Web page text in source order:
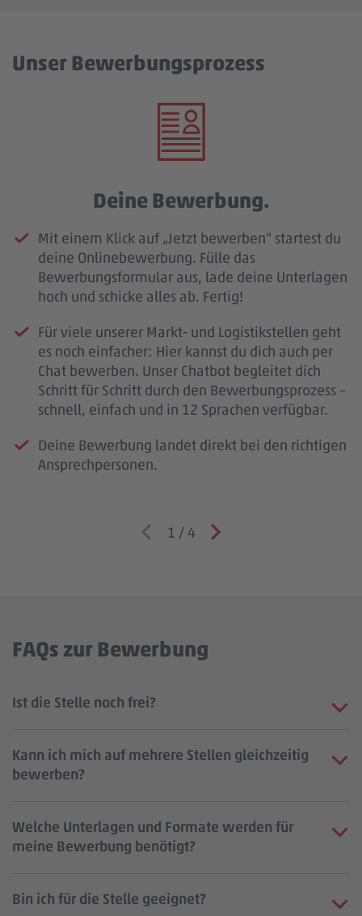
Unser Bewerbungsprozess
Deine Bewerbung.
Mit einem Klick auf „Jetzt bewerben“ startest du
deine Onlinebewerbung. Fülle das
Bewerbungsformular aus, lade deine Unterlagen
hoch und schicke alles ab. Fertig!
Für viele unserer Markt- und Logistikstellen geht
es noch einfacher: Hier kannst du dich auch per
Chat bewerben. Unser Chatbot begleitet dich
Schritt für Schritt durch den Bewerbungsprozess –
schnell, einfach und in 12 Sprachen verfügbar.
Deine Bewerbung landet direkt bei den richtigen
Ansprechpersonen.
1 / 4
FAQs zur Bewerbung
Ist die Stelle noch frei?
Kann ich mich auf mehrere Stellen gleichzeitig
bewerben?
Welche Unterlagen und Formate werden für
meine Bewerbung benötigt?
Bin ich für die Stelle geeignet?